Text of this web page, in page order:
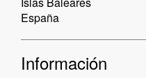
España
Información